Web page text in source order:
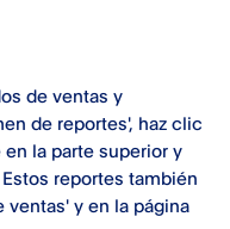
de ventas y
de reportes', haz clic
la parte superior y
reportes también
y en la página